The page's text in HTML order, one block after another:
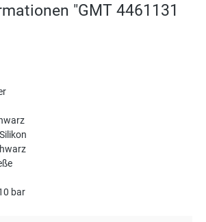
"GMT 4461131
bar